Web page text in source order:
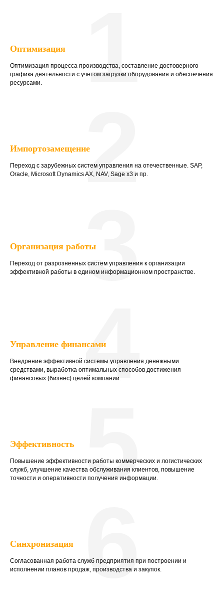
Оптимизация
Оптимизация процесса производства, составление достоверного
графика деятельности с учетом загрузки оборудования и обеспечения
ресурсами.
1
Импортозамещение
Переход с зарубежных систем управления на отечественные. SAP,
Oracle, Microsoft Dynamics AX, NAV, Sage x3 и пр.
2
Организация работы
Переход от разрозненных систем управления к организации
эффективной работы в едином информационном пространстве.
3
Управление финансами
Внедрение эффективной системы управления денежными
средствами, выработка оптимальных способов достижения
финансовых (бизнес) целей компании.
4
Эффективность
Повышение эффективности работы коммерческих и логистических
служб, улучшение качества обслуживания клиентов, повышение
точности и оперативности получения информации.
5
Синхронизация
Согласованная работа служб предприятия при построении и
исполнении планов продаж, производства и закупок.
6